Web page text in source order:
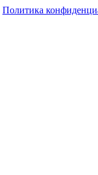
Политика